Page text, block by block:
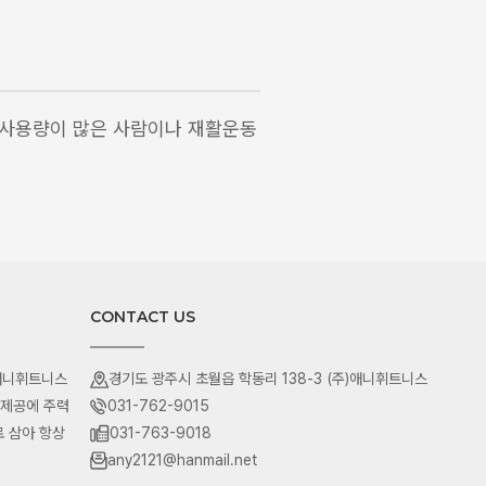
용량이 많은 사람이나 재활운동
휘트니스
공에 주력
삼아 항상
CONTACT US
경기도 광주시 초월읍 학동리 138-3 (주)애니휘트니스
031-762-9015
031-763-9018
any2121@hanmail.net